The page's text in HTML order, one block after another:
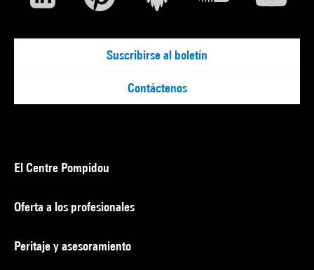
Suscribirse al boletín
Contáctenos
El Centre Pompidou
Oferta a los profesionales
Peritaje y asesoramiento